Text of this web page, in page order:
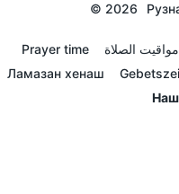
© 2026
Prayer time مواقيت الصلاة
Ламазан хенаш